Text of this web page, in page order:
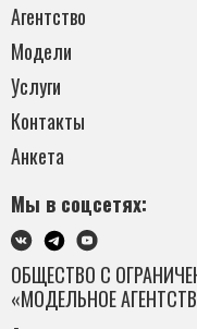
Агентство
Модели
Услуги
Контакты
Анкета
Мы в соцсетях:
ОБЩЕСТВО С
«МОДЕЛЬНОЕ